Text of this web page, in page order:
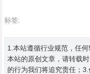
标签:
1.本站遵循行业规范，任
本站的原创文章，请转载
的行为我们将追究责任；